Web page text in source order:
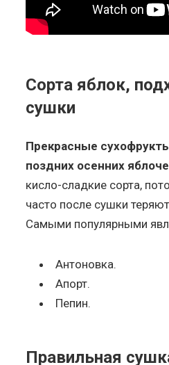
Сорта яблок,
сушки
Прекрасные
поздних осенних
кисло-сладкие сорта,
часто после сушки
Самыми популярными
Антоновка.
Апорт.
Пепин.
Правильная